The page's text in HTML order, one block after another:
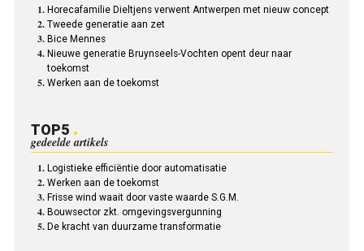
Horecafamilie Dieltjens verwent Antwerpen met nieuw concept
Tweede generatie aan zet
Bice Mennes
Nieuwe generatie Bruynseels-Vochten opent deur naar
toekomst
Werken aan de toekomst
TOP5
gedeelde artikels
Logistieke efficiëntie door automatisatie
Werken aan de toekomst
Frisse wind waait door vaste waarde S.G.M.
Bouwsector zkt. omgevingsvergunning
De kracht van duurzame transformatie